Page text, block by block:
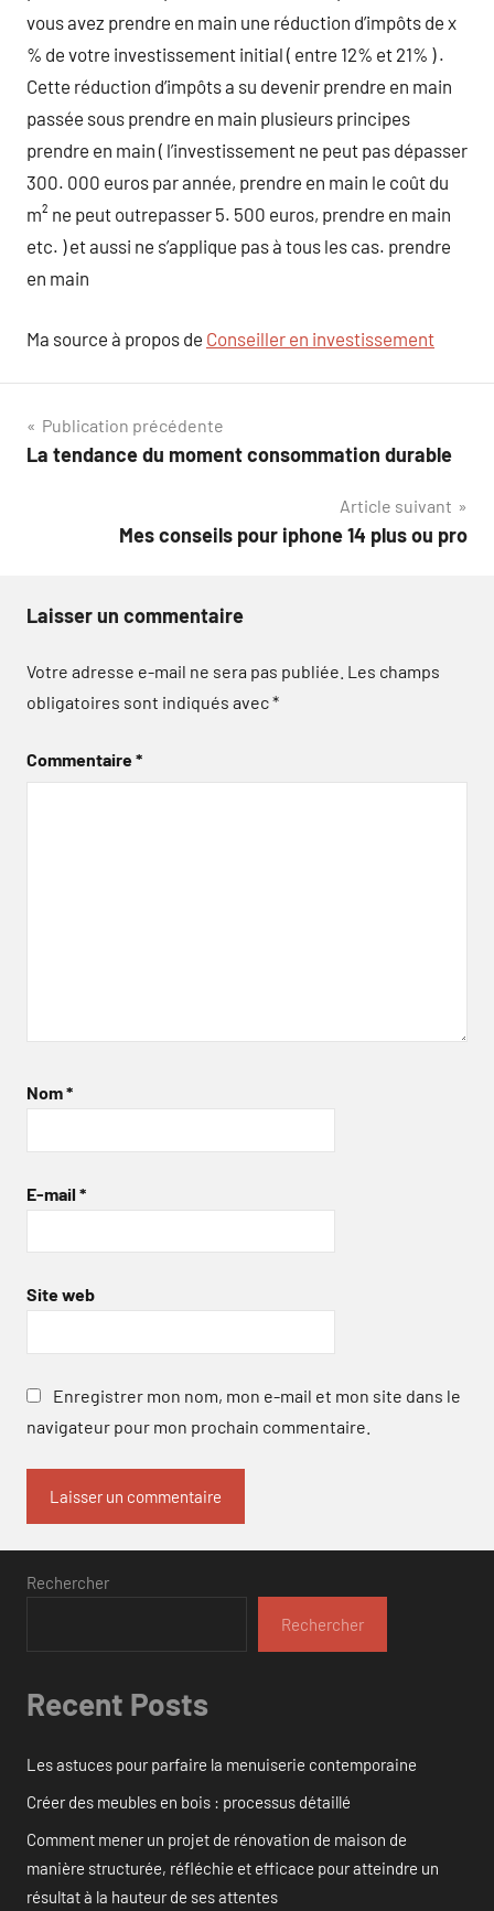
vous avez prendre en main une réduction d’impôts de x
% de votre investissement initial ( entre 12% et 21% ) .
Cette réduction d’impôts a su devenir prendre en main
passée sous prendre en main plusieurs principes
prendre en main ( l’investissement ne peut pas dépasser
300. 000 euros par année, prendre en main le coût du
m² ne peut outrepasser 5. 500 euros, prendre en main
etc. ) et aussi ne s’applique pas à tous les cas. prendre
en main
Ma source à propos de Conseiller en investissement
Navigation
de
Publication précédente
La tendance du moment consommation durable
Article suivant
Mes conseils pour iphone 14 plus ou pro
Laisser un commentaire
Votre adresse e-mail ne sera pas publiée. Les champs
obligatoires sont indiqués avec*
Commentaire*
Nom*
E-mail *
Site web
Enregistrer mon nom, mon e-mail et mon site dans le
navigateur pour mon prochain commentaire.
Rechercher
Rechercher
Recent Posts
Les astuces pour parfaire la menuiserie contemporaine
Créer des meubles en bois : processus détaillé
Comment mener un projet de rénovation de maison de
manière structurée, réfléchie et efficace pour atteindre un
résultat à la hauteur de ses attentes